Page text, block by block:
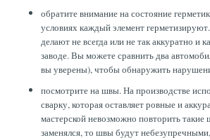
обратите внимание на состояние
условиях каждый элемент
делают не всегда или не так аккуратно и
заводе. Вы можете сравнить два
вы уверены), чтобы обнаружить
посмотрите на швы. На производстве
сварку, которая оставляет ровные и
мастерской невозможно повторить
заменялся, то швы будут